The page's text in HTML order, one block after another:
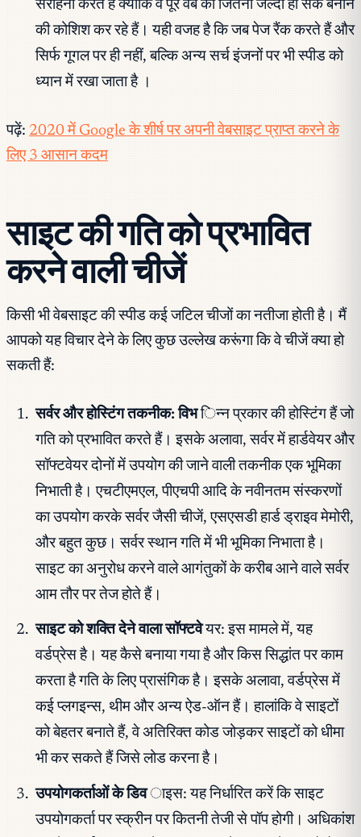
सराहना करते हैं क्योंकि वे पूरे वेब को जितनी जल्दी हो सके बनाने
की कोशिश कर रहे हैं। यही वजह है कि जब पेज रैंक करते हैं और
सिर्फ गूगल पर ही नहीं, बल्कि अन्य सर्च इंजनों पर भी स्पीड को
ध्यान में रखा जाता है ।
पढ़ें: 2020 में Google के शीर्ष पर अपनी वेबसाइट प्राप्त करने के
लिए 3 आसान कदम
साइट की गति को प्रभावित
करने वाली चीजें
किसी भी वेबसाइट की स्पीड कई जटिल चीजों का नतीजा होती है। मैं
आपको यह विचार देने के लिए कुछ उल्लेख करूंगा कि वे चीजें क्या हो
सकती हैं:
सर्वर और होस्टिंग तकनीक: विभ िन्न प्रकार की होस्टिंग हैं जो
गति को प्रभावित करते हैं। इसके अलावा, सर्वर में हार्डवेयर और
सॉफ्टवेयर दोनों में उपयोग की जाने वाली तकनीक एक भूमिका
निभाती है। एचटीएमएल, पीएचपी आदि के नवीनतम संस्करणों
का उपयोग करके सर्वर जैसी चीजें, एसएसडी हार्ड ड्राइव मेमोरी,
और बहुत कुछ। सर्वर स्थान गति में भी भूमिका निभाता है।
साइट का अनुरोध करने वाले आगंतुकों के करीब आने वाले सर्वर
आम तौर पर तेज होते हैं।
साइट को शक्ति देने वाला सॉफ्टवे यर: इस मामले में, यह
वर्डप्रेस है। यह कैसे बनाया गया है और किस सिद्धांत पर काम
करता है गति के लिए प्रासंगिक है। इसके अलावा, वर्डप्रेस में
कई प्लगइन्स, थीम और अन्य ऐड-ऑन हैं। हालांकि वे साइटों
को बेहतर बनाते हैं, वे अतिरिक्त कोड जोड़कर साइटों को धीमा
भी कर सकते हैं जिसे लोड करना है।
उपयोगकर्ताओं के डिव ाइस: यह निर्धारित करें कि साइट
उपयोगकर्ता पर स्क्रीन पर कितनी तेजी से पॉप होगी। अधिकांश